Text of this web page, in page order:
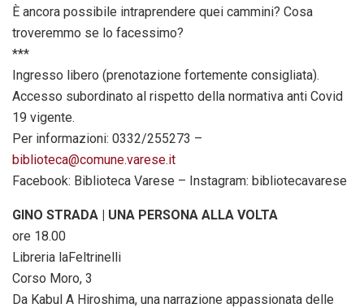
È ancora possibile intraprendere quei cammini? Cosa
troveremmo se lo facessimo?
***
Ingresso libero (prenotazione fortemente consigliata).
Accesso subordinato al rispetto della normativa anti Covid
19 vigente.
Per informazioni: 0332/255273 –
biblioteca@comune.varese.it
Facebook: Biblioteca Varese – Instagram: bibliotecavarese
GINO STRADA | UNA PERSONA ALLA VOLTA
ore 18.00
Libreria laFeltrinelli
Corso Moro, 3
Da Kabul A Hiroshima, una narrazione appassionata delle